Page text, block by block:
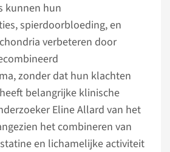
kunnen hun
spierdoorbloeding, en
verbeteren door
zonder dat hun klachten
belangrijke klinische
Eline Allard van het
het combineren van
en lichamelijke activiteit